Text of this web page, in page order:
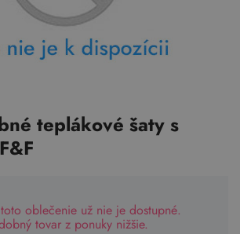
teplákové šaty s
oblečenie už nie je dostupné.
tovar z ponuky nižšie.